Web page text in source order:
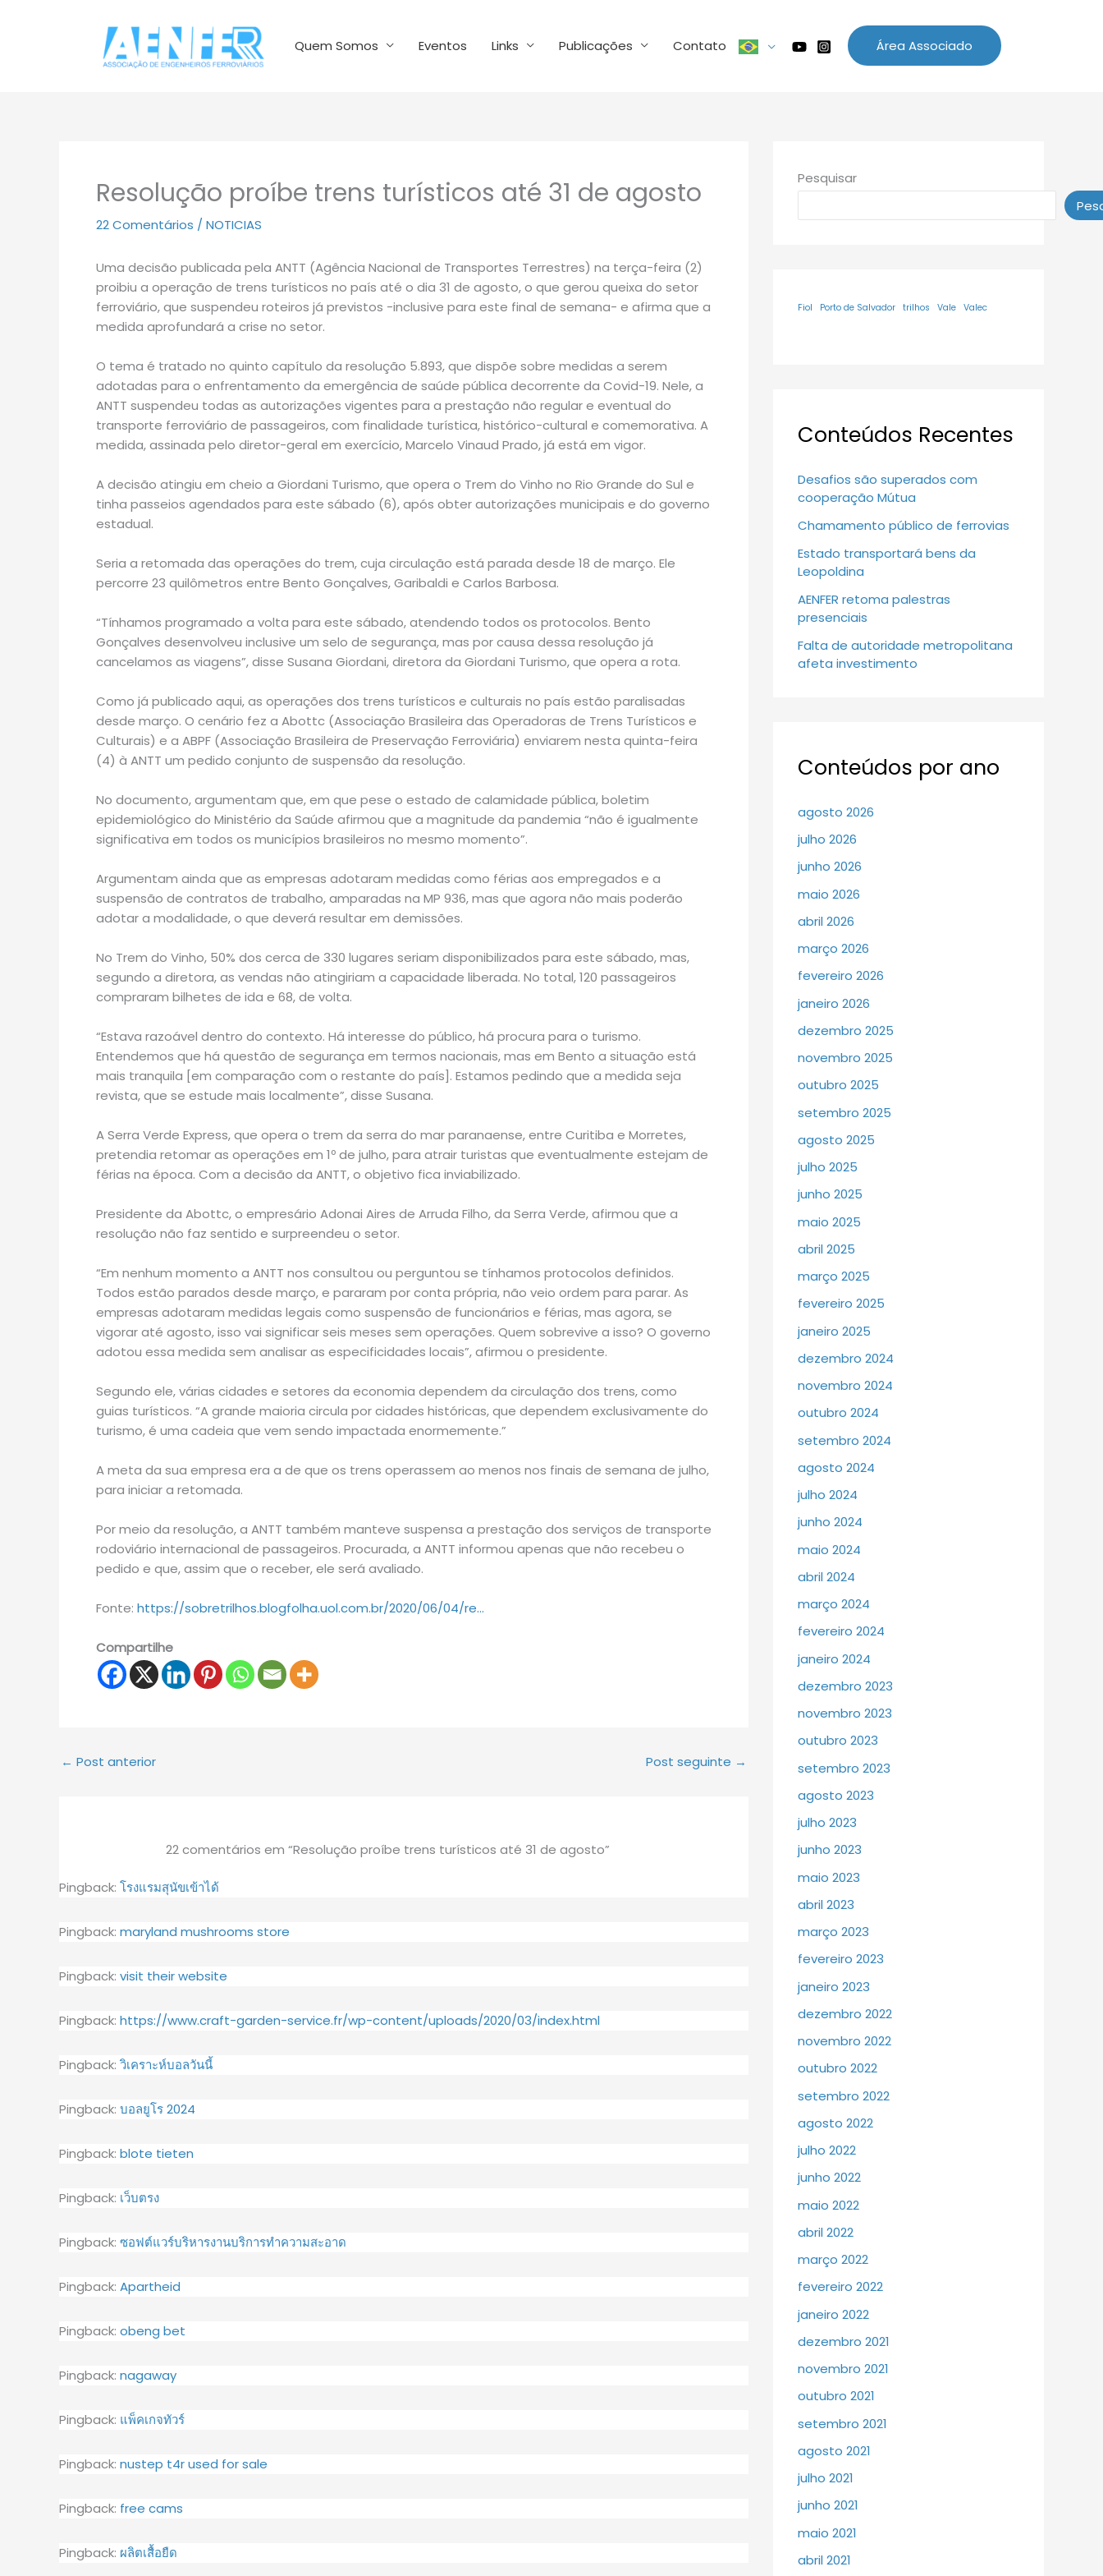
Quem Somos Eventos Links Publicações Contato Área Associado
Resolução proíbe trens turísticos até 31 de agosto
22 Comentários / NOTICIAS
Uma decisão publicada pela ANTT (Agência Nacional de Transportes Terrestres) na terça-feira (2)
proibiu a operação de trens turísticos no país até o dia 31 de agosto, o que gerou queixa do setor
ferroviário, que suspendeu roteiros já previstos -inclusive para este final de semana- e afirma que a
medida aprofundará a crise no setor.
O tema é tratado no quinto capítulo da resolução 5.893, que dispõe sobre medidas a serem
adotadas para o enfrentamento da emergência de saúde pública decorrente da Covid-19. Nele, a
ANTT suspendeu todas as autorizações vigentes para a prestação não regular e eventual do
transporte ferroviário de passageiros, com finalidade turística, histórico-cultural e comemorativa. A
medida, assinada pelo diretor-geral em exercício, Marcelo Vinaud Prado, já está em vigor.
A decisão atingiu em cheio a Giordani Turismo, que opera o Trem do Vinho no Rio Grande do Sul e
tinha passeios agendados para este sábado (6), após obter autorizações municipais e do governo
estadual.
Seria a retomada das operações do trem, cuja circulação está parada desde 18 de março. Ele
percorre 23 quilômetros entre Bento Gonçalves, Garibaldi e Carlos Barbosa.
“Tínhamos programado a volta para este sábado, atendendo todos os protocolos. Bento
Gonçalves desenvolveu inclusive um selo de segurança, mas por causa dessa resolução já
cancelamos as viagens”, disse Susana Giordani, diretora da Giordani Turismo, que opera a rota.
Como já publicado aqui, as operações dos trens turísticos e culturais no país estão paralisadas
desde março. O cenário fez a Abottc (Associação Brasileira das Operadoras de Trens Turísticos e
Culturais) e a ABPF (Associação Brasileira de Preservação Ferroviária) enviarem nesta quinta-feira
(4) à ANTT um pedido conjunto de suspensão da resolução.
No documento, argumentam que, em que pese o estado de calamidade pública, boletim
epidemiológico do Ministério da Saúde afirmou que a magnitude da pandemia “não é igualmente
significativa em todos os municípios brasileiros no mesmo momento”.
Argumentam ainda que as empresas adotaram medidas como férias aos empregados e a
suspensão de contratos de trabalho, amparadas na MP 936, mas que agora não mais poderão
adotar a modalidade, o que deverá resultar em demissões.
No Trem do Vinho, 50% dos cerca de 330 lugares seriam disponibilizados para este sábado, mas,
segundo a diretora, as vendas não atingiriam a capacidade liberada. No total, 120 passageiros
compraram bilhetes de ida e 68, de volta.
“Estava razoável dentro do contexto. Há interesse do público, há procura para o turismo.
Entendemos que há questão de segurança em termos nacionais, mas em Bento a situação está
mais tranquila [em comparação com o restante do país]. Estamos pedindo que a medida seja
revista, que se estude mais localmente”, disse Susana.
A Serra Verde Express, que opera o trem da serra do mar paranaense, entre Curitiba e Morretes,
pretendia retomar as operações em 1º de julho, para atrair turistas que eventualmente estejam de
férias na época. Com a decisão da ANTT, o objetivo fica inviabilizado.
Presidente da Abottc, o empresário Adonai Aires de Arruda Filho, da Serra Verde, afirmou que a
resolução não faz sentido e surpreendeu o setor.
“Em nenhum momento a ANTT nos consultou ou perguntou se tínhamos protocolos definidos.
Todos estão parados desde março, e pararam por conta própria, não veio ordem para parar. As
empresas adotaram medidas legais como suspensão de funcionários e férias, mas agora, se
vigorar até agosto, isso vai significar seis meses sem operações. Quem sobrevive a isso? O governo
adotou essa medida sem analisar as especificidades locais”, afirmou o presidente.
Segundo ele, várias cidades e setores da economia dependem da circulação dos trens, como
guias turísticos. “A grande maioria circula por cidades históricas, que dependem exclusivamente do
turismo, é uma cadeia que vem sendo impactada enormemente.”
A meta da sua empresa era a de que os trens operassem ao menos nos finais de semana de julho,
para iniciar a retomada.
Por meio da resolução, a ANTT também manteve suspensa a prestação dos serviços de transporte
rodoviário internacional de passageiros. Procurada, a ANTT informou apenas que não recebeu o
pedido e que, assim que o receber, ele será avaliado.
Fonte: https://sobretrilhos.blogfolha.uol.com.br/2020/06/04/re…
Compartilhe
← Post anterior Post seguinte →
22 comentários em “Resolução proíbe trens turísticos até 31 de agosto”
Pingback: โรงแรมสุนัขเข้าได้
Pingback: maryland mushrooms store
Pingback: visit their website
Pingback: https://www.craft-garden-service.fr/wp-content/uploads/2020/03/index.html
Pingback: วิเคราะห์บอลวันนี้
Pingback: บอลยูโร 2024
Pingback: blote tieten
Pingback: เว็บตรง
Pingback: ซอฟต์แวร์บริหารงานบริการทำความสะอาด
Pingback: Apartheid
Pingback: obeng bet
Pingback: nagaway
Pingback: แพ็คเกจทัวร์
Pingback: nustep t4r used for sale
Pingback: free cams
Pingback: ผลิตเสื้อยืด
Pesquisar
Fiol Porto de Salvador trilhos Vale Valec
Conteúdos Recentes
Desafios são superados com
cooperação Mútua
Chamamento público de ferrovias
Estado transportará bens da
Leopoldina
AENFER retoma palestras
presenciais
Falta de autoridade metropolitana
afeta investimento
Conteúdos por ano
agosto 2026
julho 2026
junho 2026
maio 2026
abril 2026
março 2026
fevereiro 2026
janeiro 2026
dezembro 2025
novembro 2025
outubro 2025
setembro 2025
agosto 2025
julho 2025
junho 2025
maio 2025
abril 2025
março 2025
fevereiro 2025
janeiro 2025
dezembro 2024
novembro 2024
outubro 2024
setembro 2024
agosto 2024
julho 2024
junho 2024
maio 2024
abril 2024
março 2024
fevereiro 2024
janeiro 2024
dezembro 2023
novembro 2023
outubro 2023
setembro 2023
agosto 2023
julho 2023
junho 2023
maio 2023
abril 2023
março 2023
fevereiro 2023
janeiro 2023
dezembro 2022
novembro 2022
outubro 2022
setembro 2022
agosto 2022
julho 2022
junho 2022
maio 2022
abril 2022
março 2022
fevereiro 2022
janeiro 2022
dezembro 2021
novembro 2021
outubro 2021
setembro 2021
agosto 2021
julho 2021
junho 2021
maio 2021
abril 2021